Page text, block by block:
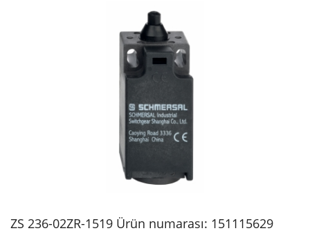
ZS 236-02ZR-1519 Ürün numarası: 151115629